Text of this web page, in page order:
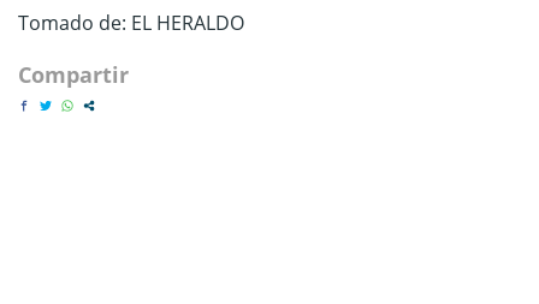
Tomado de: EL HERALDO
Compartir